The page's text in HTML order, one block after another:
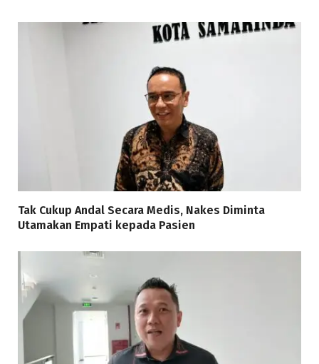
Tak Cukup Andal Secara Medis, Nakes Diminta
Utamakan Empati kepada Pasien